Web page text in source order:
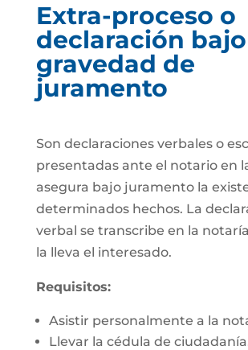
Extra-proceso o
declaración
gravedad de
juramento
Son declaraciones verbales o
presentadas ante el notario en
asegura bajo juramento la
determinados hechos. La
verbal se transcribe en la
la lleva el interesado.
Requisitos:
Asistir personalmente a la
Llevar la cédula de